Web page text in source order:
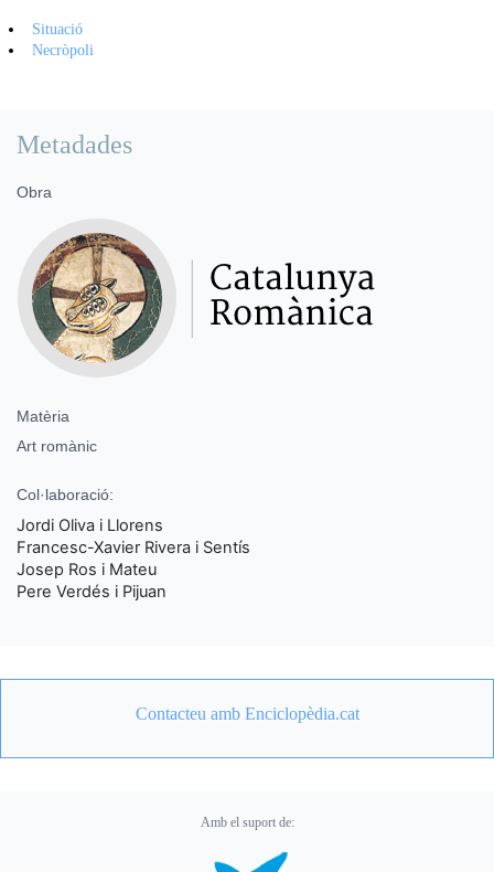
Situació
Necròpoli
Metadades
Obra
Matèria
Art romànic
Col·laboració:
Jordi Oliva i Llorens
Francesc-Xavier Rivera i Sentís
Josep Ros i Mateu
Pere Verdés i Pijuan
Contacteu amb Enciclopèdia.cat
Amb el suport de: